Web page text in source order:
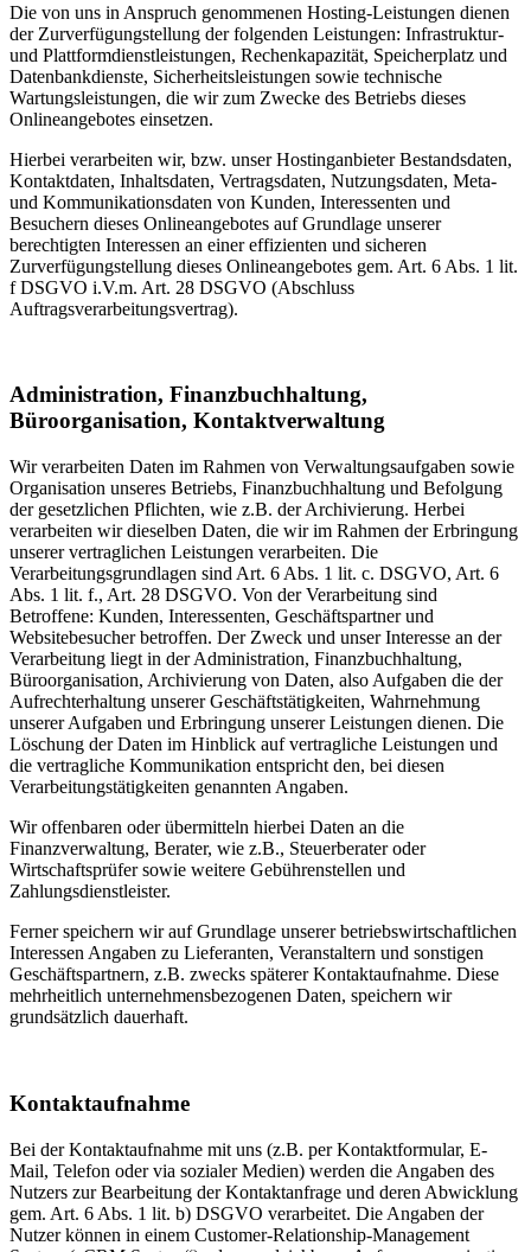
Die von uns in Anspruch genommenen Hosting-Leistungen dienen
der Zurverfügungstellung der folgenden Leistungen: Infrastruktur-
und Plattformdienstleistungen, Rechenkapazität, Speicherplatz und
Datenbankdienste, Sicherheitsleistungen sowie technische
Wartungsleistungen, die wir zum Zwecke des Betriebs dieses
Onlineangebotes einsetzen.
Hierbei verarbeiten wir, bzw. unser Hostinganbieter Bestandsdaten,
Kontaktdaten, Inhaltsdaten, Vertragsdaten, Nutzungsdaten, Meta-
und Kommunikationsdaten von Kunden, Interessenten und
Besuchern dieses Onlineangebotes auf Grundlage unserer
berechtigten Interessen an einer effizienten und sicheren
Zurverfügungstellung dieses Onlineangebotes gem. Art. 6 Abs. 1 lit.
f DSGVO i.V.m. Art. 28 DSGVO (Abschluss
Auftragsverarbeitungsvertrag).
Administration, Finanzbuchhaltung,
Büroorganisation, Kontaktverwaltung
Wir verarbeiten Daten im Rahmen von Verwaltungsaufgaben sowie
Organisation unseres Betriebs, Finanzbuchhaltung und Befolgung
der gesetzlichen Pflichten, wie z.B. der Archivierung. Herbei
verarbeiten wir dieselben Daten, die wir im Rahmen der Erbringung
unserer vertraglichen Leistungen verarbeiten. Die
Verarbeitungsgrundlagen sind Art. 6 Abs. 1 lit. c. DSGVO, Art. 6
Abs. 1 lit. f., Art. 28 DSGVO. Von der Verarbeitung sind
Betroffene: Kunden, Interessenten, Geschäftspartner und
Websitebesucher betroffen. Der Zweck und unser Interesse an der
Verarbeitung liegt in der Administration, Finanzbuchhaltung,
Büroorganisation, Archivierung von Daten, also Aufgaben die der
Aufrechterhaltung unserer Geschäftstätigkeiten, Wahrnehmung
unserer Aufgaben und Erbringung unserer Leistungen dienen. Die
Löschung der Daten im Hinblick auf vertragliche Leistungen und
die vertragliche Kommunikation entspricht den, bei diesen
Verarbeitungstätigkeiten genannten Angaben.
Wir offenbaren oder übermitteln hierbei Daten an die
Finanzverwaltung, Berater, wie z.B., Steuerberater oder
Wirtschaftsprüfer sowie weitere Gebührenstellen und
Zahlungsdienstleister.
Ferner speichern wir auf Grundlage unserer betriebswirtschaftlichen
Interessen Angaben zu Lieferanten, Veranstaltern und sonstigen
Geschäftspartnern, z.B. zwecks späterer Kontaktaufnahme. Diese
mehrheitlich unternehmensbezogenen Daten, speichern wir
grundsätzlich dauerhaft.
Kontaktaufnahme
Bei der Kontaktaufnahme mit uns (z.B. per Kontaktformular, E-
Mail, Telefon oder via sozialer Medien) werden die Angaben des
Nutzers zur Bearbeitung der Kontaktanfrage und deren Abwicklung
gem. Art. 6 Abs. 1 lit. b) DSGVO verarbeitet. Die Angaben der
Nutzer können in einem Customer-Relationship-Management